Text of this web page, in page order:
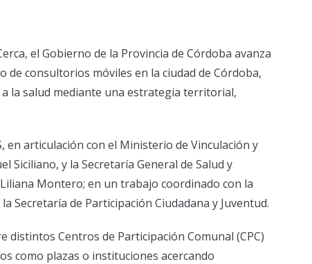
el Gobierno de la Provincia de Córdoba avanza
de consultorios móviles en la ciudad de Córdoba,
la salud mediante una estrategia territorial,
en articulación con el Ministerio de Vinculación y
Siciliano, y la Secretaría General de Salud y
Montero; en un trabajo coordinado con la
Secretaría de Participación Ciudadana y Juventud.
Centros de Participación Comunal (CPC)
como plazas o instituciones acercando